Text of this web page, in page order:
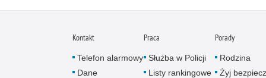
Kontakt
Telefon alarmowy
Dane
Praca
Służba w Policji
Listy rankingowe
Porady
Rodzina
Żyj